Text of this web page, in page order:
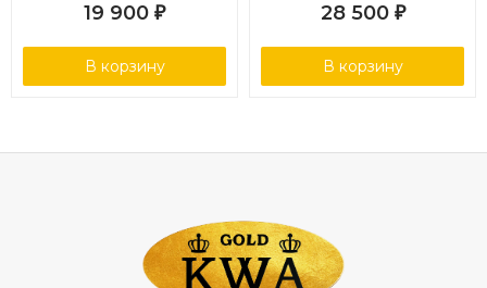
19 900 ₽
В корзину
28 500 ₽
В корзину